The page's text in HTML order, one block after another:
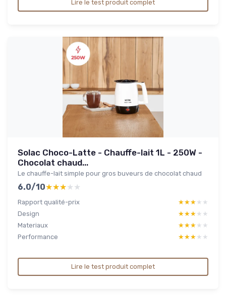
Lire le test produit complet
Solac Choco-Latte - Chauffe-lait 1L - 250W -
Chocolat chaud...
Le chauffe-lait simple pour gros buveurs de chocolat chaud
6.0/10★★★★★
★★★★★
Rapport qualité-prix ★★★★★
★★★★★
Design
★★★★★
★★★★★
Materiaux
★★★★★
★★★★★
Performance
★★★★★
★★★★★
Lire le test produit complet